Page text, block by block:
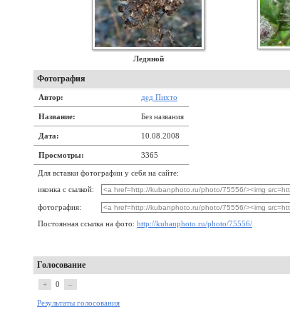
Ледяной
Фотография
Автор: дед Пихто
Название: Без названия
Дата: 10.08.2008
Просмотры: 3365
Для вставки фотографии у себя на сайте:
иконка с сылкой:
фотография:
Постоянная ссылка на фото: http://kubanphoto.ru/photo/75556/
Голосование
+ 0 –
Результаты голосования